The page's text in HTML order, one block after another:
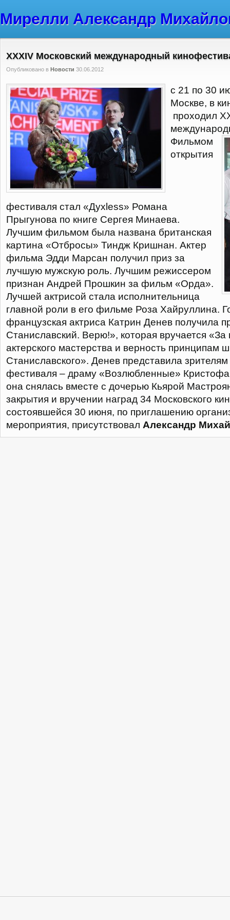
Мирелли Александр
XXXIV Московский международный
Опубликовано в Новости 30.06.2012
с 21 по 30
Москве, в
проходил
Фильмом
открытия
фестиваля стал «Духless» Романа
Прыгунова по книге Сергея Минаева.
Лучшим фильмом была названа британская
картина «Отбросы» Тиндж Кришнан. Актер
фильма Эдди Марсан получил приз за
лучшую мужскую роль. Лучшим режиссером
признан Андрей Прошкин за фильм «Орда».
Лучшей актрисой стала исполнительница
главной роли в его фильме Роза Хайруллина.
французская актриса Катрин Денев получила
Станиславский. Верю!», которая вручается
актерского мастерства и верность принципам
Станиславского». Денев представила
фестиваля – драму «Возлюбленные»
она снялась вместе с дочерью Кьярой
закрытия и вручении наград 34 Московского
состоявшейся 30 июня, по приглашению
мероприятия, присутствовал Александр